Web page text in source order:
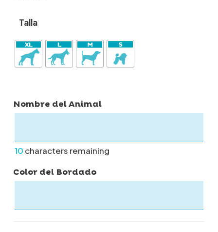
Talla
Nombre del Animal
10 characters remaining
Color del Bordado